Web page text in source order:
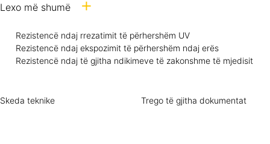
lartë (FPO) që përmban stabilizues të rrezeve UV dhe
është membranë që mund të saldohet me ajër të nxehtë, e
krijuar për ekspozim të drejtpërdrejtë dhe për përdorim në
të gjitha kushtet klimaterike globale.
Lexo më shumë
Rezistencë ndaj rrezatimit të përhershëm UV
Rezistencë ndaj ekspozimit të përhershëm ndaj erës
Rezistencë ndaj të gjitha ndikimeve të zakonshme të mjedisit
Skeda teknike Trego të gjitha dokumentat